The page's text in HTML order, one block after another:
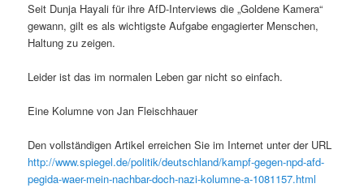
Seit Dunja Hayali für ihre AfD-Interviews die „Goldene Kamera“
gewann, gilt es als wichtigste Aufgabe engagierter Menschen,
Haltung zu zeigen.
Leider ist das im normalen Leben gar nicht so einfach.
Eine Kolumne von Jan Fleischhauer
Den vollständigen Artikel erreichen Sie im Internet unter der URL
http://www.spiegel.de/politik/deutschland/kampf-gegen-npd-afd-
pegida-waer-mein-nachbar-doch-nazi-kolumne-a-1081157.html